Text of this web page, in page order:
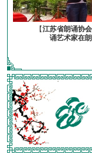
【江苏省朗诵协
诵艺术家在